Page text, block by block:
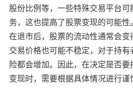
股份比例等，一些特殊交易平台
务，这也提高了股票变现的可能性
在退市后，股票的流动性通常会变
交易价格也可能不稳定，对于持
险都会增加。因此，在决定是否
变现时，需要根据具体情况进行谨